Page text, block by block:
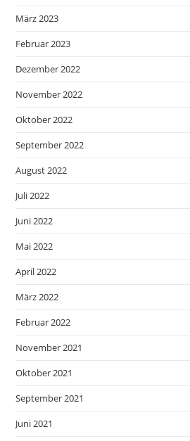
März 2023
Februar 2023
Dezember 2022
November 2022
Oktober 2022
September 2022
August 2022
Juli 2022
Juni 2022
Mai 2022
April 2022
März 2022
Februar 2022
November 2021
Oktober 2021
September 2021
Juni 2021